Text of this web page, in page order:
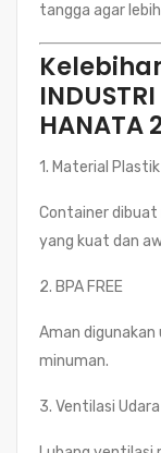
tangga agar
HANATA
1. Material
Container
yang kuat dan
2. BPA FREE
Aman
minuman.
3. Ventilasi Udara